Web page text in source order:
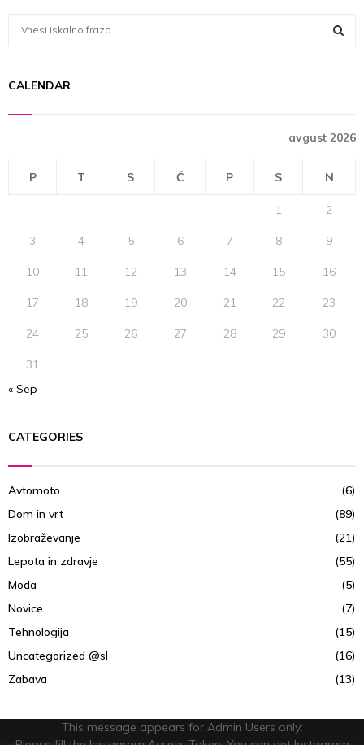
c
CALENDAR
avgust 2026
P T S Č P S N
1 2
3 4 5 6 7 8 9
10 11 12 13 14 15 16
17 18 19 20 21 22 23
24 25 26 27 28 29 30
31
« Sep
CATEGORIES
Avtomoto
(6)
Dom in vrt
(89)
Izobraževanje
(21)
Lepota in zdravje
(55)
Moda
(5)
Novice
(7)
Tehnologija
(15)
Uncategorized @sl
(16)
Zabava
(13)
This message appears for Admin Users only: